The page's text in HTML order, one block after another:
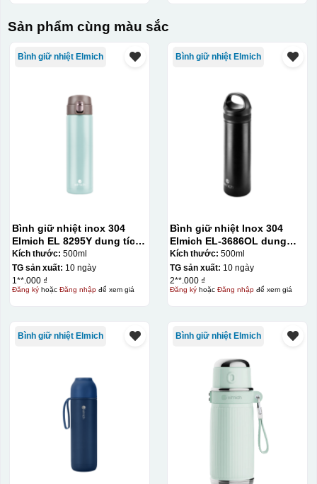
Sản phẩm cùng màu sắc
Bình giữ nhiệt Elmich
Bình giữ nhiệt inox 304
Elmich EL 8295Y dung tích
500ml
Kích thước: 500ml
TG sản xuất: 10 ngày
1**.000 ₫
Đăng kýhoặc Đăng nhậpđể xem giá
Bình giữ nhiệt Elmich
Bình giữ nhiệt Inox 304
Elmich EL-3686OL dung
tích 500ml
Kích thước: 500ml
TG sản xuất: 10 ngày
2**.000 ₫
Đăng kýhoặc Đăng nhậpđể xem giá
Bình giữ nhiệt Elmich Bình giữ nhiệt Elmich